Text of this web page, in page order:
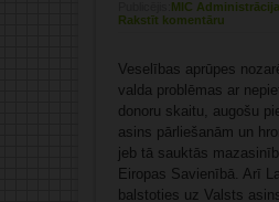
MIC Administrācija
Rakstīt komentāru
Veselības aprūpes
valda problēmas ar
donoru skaitu, augošu
asins pārliešanām un
jeb tā sauktās
Eiropas Savienībā. Arī
balstoties uz Valsts